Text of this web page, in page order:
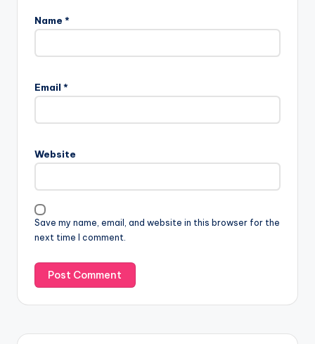
Name *
Email *
Website
Save my name, email, and website in this browser for the
next time I comment.